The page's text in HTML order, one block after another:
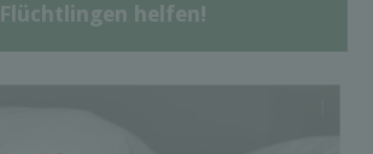
Flüchtlingen helfen!